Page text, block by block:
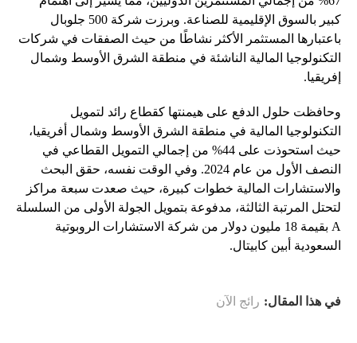
كبير بالسوق الإقليمية للصناعة. وبرزت شركة 500 جلوبال
باعتبارها المستثمر الأكثر نشاطًا من حيث الصفقات في شركات
التكنولوجيا المالية الناشئة في منطقة الشرق الأوسط وشمال
إفريقيا.
وحافظت حلول الدفع على هيمنتها كقطاع رائد لتمويل
التكنولوجيا المالية في منطقة الشرق الأوسط وشمال أفريقيا،
حيث استحوذت على 44% من إجمالي التمويل القطاعي في
النصف الأول من عام 2024. وفي الوقت نفسه، حقق البحث
والاستشارات المالية خطوات كبيرة، حيث صعدت سبعة مراكز
لتحتل المرتبة الثالثة، مدفوعة بتمويل الجولة الأولى من السلسلة
A بقيمة 18 مليون دولار من شركة الاستشارات الروبوتية
السعودية أبين كابيتال.
في هذا المقال: رائج الآن